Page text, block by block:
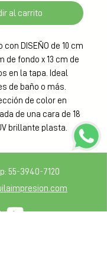
al carrito
DISEÑO de 10 cm
de fondo x 13 cm de
en la tapa. Ideal
de baño o más.
de color en
de una cara de 18
brillante plasta.
55-3940-7120